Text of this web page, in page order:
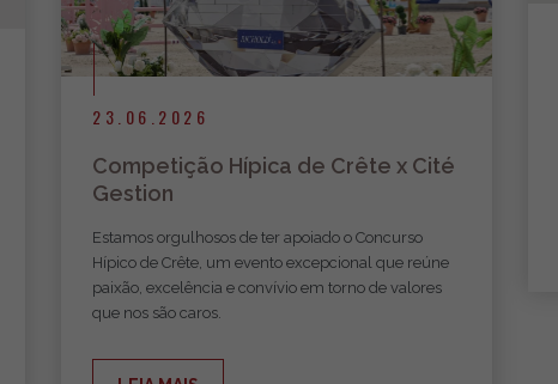
23.06.2026
Competição Hípica de Crête x Cité
Gestion
Estamos orgulhosos de ter apoiado o Concurso
Hípico de Crête, um evento excepcional que reúne
paixão, excelência e convívio em torno de valores
que nos são caros.